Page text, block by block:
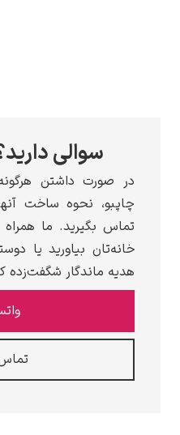
سوالی دارید؟
در صورت داشتن هرگونه
چاپبو، نحوه ساخت آنها
تماس بگیرید. ما همراه شما
خانه‌تان بیاورید یا دوستان
هدیه ماندگار شگفت‌زده کنید.
واتس‌اپ
تماس با ما